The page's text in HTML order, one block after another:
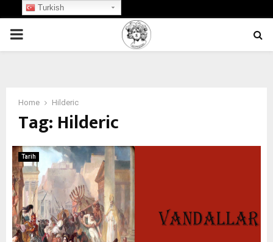
PRIMARY
Home Hilderic
Tag: Hilderic
Tarih
Turkish